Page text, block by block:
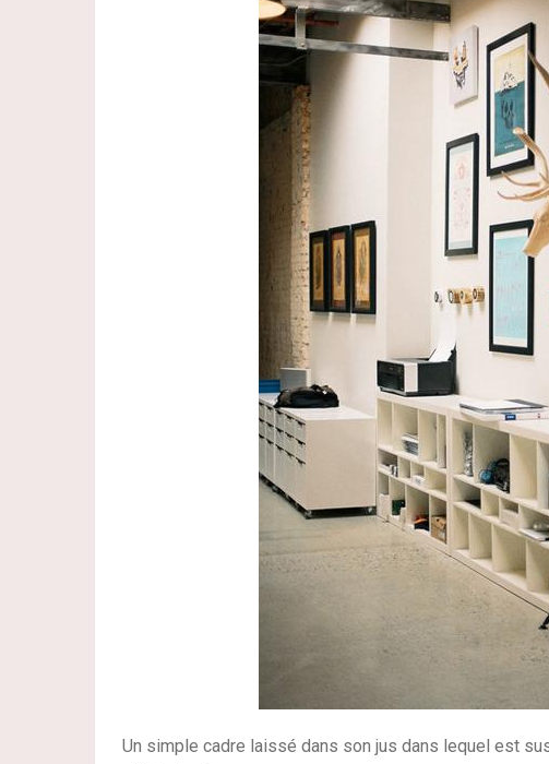
Un simple cadre laissé dans son jus dans lequel est